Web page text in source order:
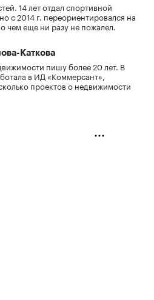
14 лет отдал спортивной
с 2014 г. переориентировался на
чем еще ни разу не пожалел.
Каткова
пишу более 20 лет. В
в ИД «Коммерсант»,
проектов о недвижимости